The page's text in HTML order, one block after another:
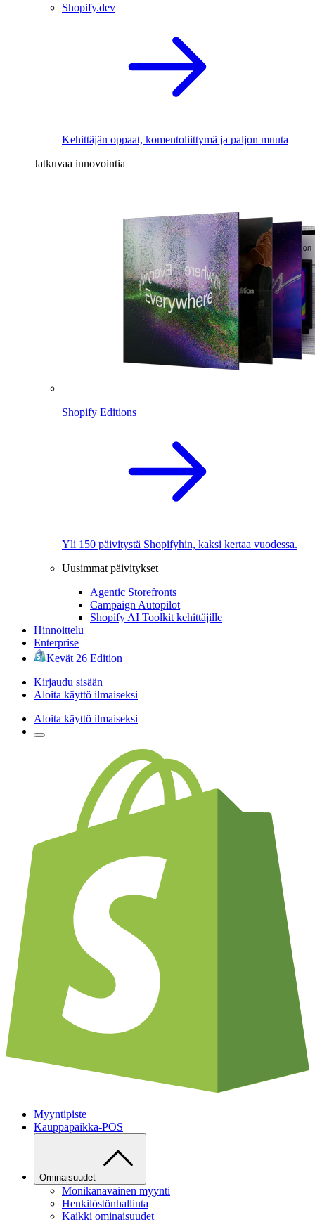
Shopify.dev
Kehittäjän oppaat, komentoliittymä ja paljon muuta
Jatkuvaa innovointia
Shopify Editions
Yli 150 päivitystä Shopifyhin, kaksi kertaa vuodessa.
Uusimmat päivitykset
Agentic Storefronts
Campaign Autopilot
Shopify AI Toolkit kehittäjille
Hinnoittelu
Enterprise
Kevät 26 Edition
Kirjaudu sisään
Aloita käyttö ilmaiseksi
Aloita käyttö ilmaiseksi
Myyntipiste
Kauppapaikka-POS
Ominaisuudet
Monikanavainen myynti
Henkilöstönhallinta
Kaikki ominaisuudet